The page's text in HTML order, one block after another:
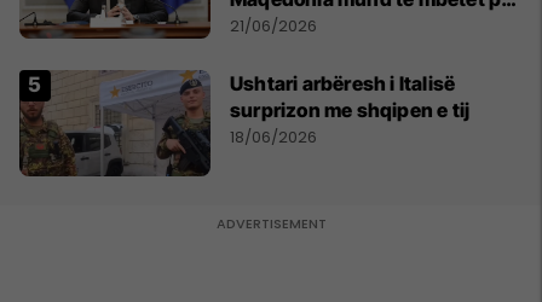
150 mijë deri në 250 mijë
21/06/2026
Ushtari arbëresh i Italisë
surprizon me shqipen e tij
18/06/2026